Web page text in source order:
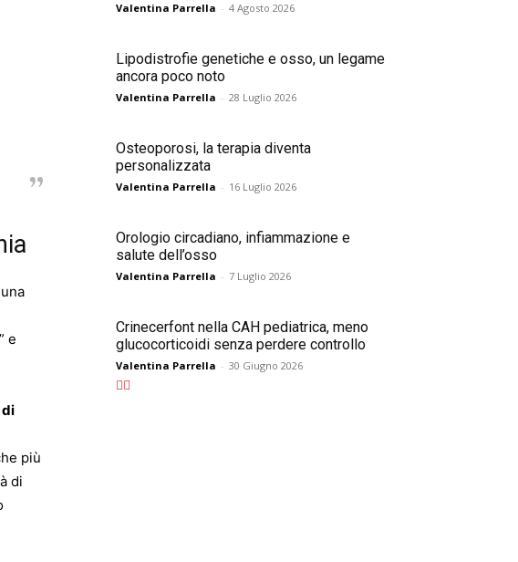
e
di
più
di
Valentina Parrella - 4 Agosto 2026
Lipodistrofie genetiche e osso, un legame
ancora poco noto
Valentina Parrella - 28 Luglio 2026
Osteoporosi, la terapia diventa
personalizzata
Valentina Parrella - 16 Luglio 2026
Orologio circadiano, infiammazione e
salute dell’osso
Valentina Parrella - 7 Luglio 2026
Crinecerfont nella CAH pediatrica, meno
glucocorticoidi senza perdere controllo
Valentina Parrella - 30 Giugno 2026